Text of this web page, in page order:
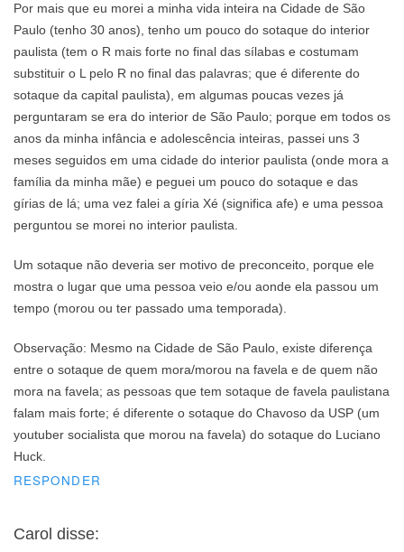
Por mais que eu morei a minha vida inteira na Cidade de São
Paulo (tenho 30 anos), tenho um pouco do sotaque do interior
paulista (tem o R mais forte no final das sílabas e costumam
substituir o L pelo R no final das palavras; que é diferente do
sotaque da capital paulista), em algumas poucas vezes já
perguntaram se era do interior de São Paulo; porque em todos os
anos da minha infância e adolescência inteiras, passei uns 3
meses seguidos em uma cidade do interior paulista (onde mora a
família da minha mãe) e peguei um pouco do sotaque e das
gírias de lá; uma vez falei a gíria Xé (significa afe) e uma pessoa
perguntou se morei no interior paulista.
Um sotaque não deveria ser motivo de preconceito, porque ele
mostra o lugar que uma pessoa veio e/ou aonde ela passou um
tempo (morou ou ter passado uma temporada).
Observação: Mesmo na Cidade de São Paulo, existe diferença
entre o sotaque de quem mora/morou na favela e de quem não
mora na favela; as pessoas que tem sotaque de favela paulistana
falam mais forte; é diferente o sotaque do Chavoso da USP (um
youtuber socialista que morou na favela) do sotaque do Luciano
Huck.
RESPONDER
Carol disse: